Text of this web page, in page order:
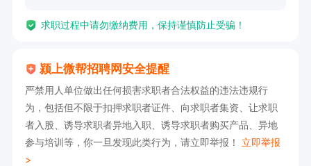
求职过程中请勿缴纳费用，保持谨慎防止受骗！
颍上微帮招聘网安全提醒
严禁用人单位做出任何损害求职者合法权益的违法违规行
为，包括但不限于扣押求职者证件、向求职者集资、让求职
者入股、诱导求职者异地入职、诱导求职者购买产品、异地
参与培训等，你一旦发现此类行为，请立即举报！ 立即举报
>